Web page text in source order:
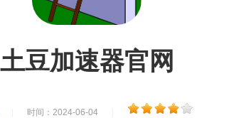
土豆加速器官网
时间：2024-06-04